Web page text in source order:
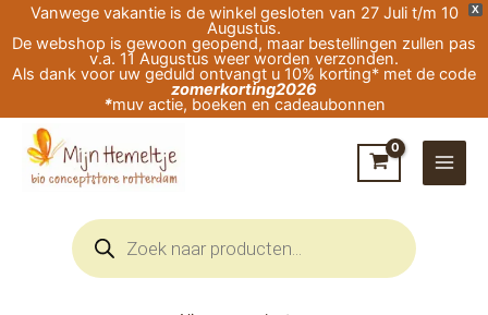
X
Vanwege vakantie is de winkel gesloten van 27 Juli t/m 10
Augustus.
De webshop is gewoon geopend, maar bestellingen zullen pas
v.a. 11 Augustus weer worden verzonden.
Als dank voor uw geduld ontvangt u 10% korting* met de code
zomerkorting2026
*muv actie, boeken en cadeaubonnen
naar
de
Producten
zoeken